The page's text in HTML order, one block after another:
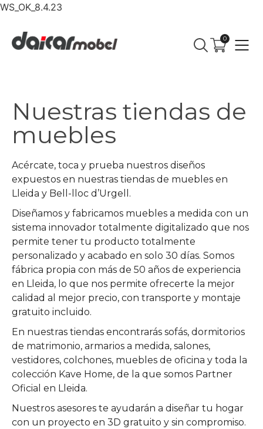
WS_OK_8.4.23
0
Nuestras tiendas de
muebles
Acércate, toca y prueba nuestros diseños
expuestos en nuestras tiendas de muebles en
Lleida y Bell-lloc d’Urgell.
Diseñamos y fabricamos muebles a medida con un
sistema innovador totalmente digitalizado que nos
permite tener tu producto totalmente
personalizado y acabado en solo 30 días. Somos
fábrica propia con más de 50 años de experiencia
en Lleida, lo que nos permite ofrecerte la mejor
calidad al mejor precio, con transporte y montaje
gratuito incluido.
En nuestras tiendas encontrarás sofás, dormitorios
de matrimonio, armarios a medida, salones,
vestidores, colchones, muebles de oficina y toda la
colección Kave Home, de la que somos Partner
Oficial en Lleida.
Nuestros asesores te ayudarán a diseñar tu hogar
con un proyecto en 3D gratuito y sin compromiso.